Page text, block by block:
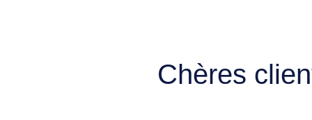
Chères